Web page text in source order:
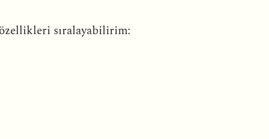
özellikleri sıralayabilirim: